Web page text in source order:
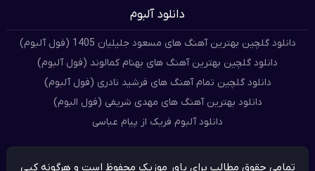
دانلود آلبوم
دانلود گلچین بهترین آهنگ های مسعود جلیلیان 1405 (فول آلبوم)
دانلود گلچین بهترین آهنگ های بهنام کمالوند (فول آلبوم)
دانلود گلچین تمام آهنگ های فرشید نادری (فول آلبوم)
دانلود بهترین آهنگ های مهدی شریفی (فول البوم)
دانلود آلبوم فریک از پیام عباسی
تمامی حقوق مطالب برای پاور موزیک محفوظ است و هرگونه کپی